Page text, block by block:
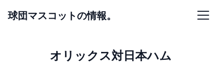
球団マスコットの情報。
オリックス対日本ハム